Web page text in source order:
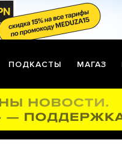
ПОДКАСТЫ МАГАЗ